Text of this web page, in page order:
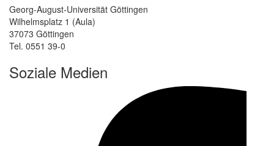
Georg-August-Universität Göttingen
Wilhelmsplatz 1 (Aula)
37073 Göttingen
Tel. 0551 39-0
Soziale Medien